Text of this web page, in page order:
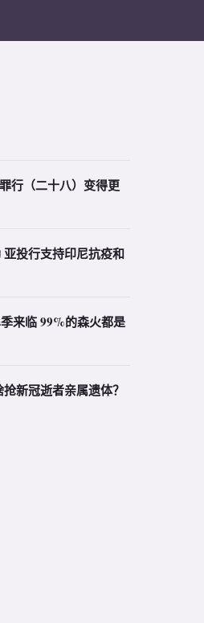
行（二十八）变得更
投行支持印尼抗疫和
来临 99%的森火都是
新冠逝者亲属遗体？